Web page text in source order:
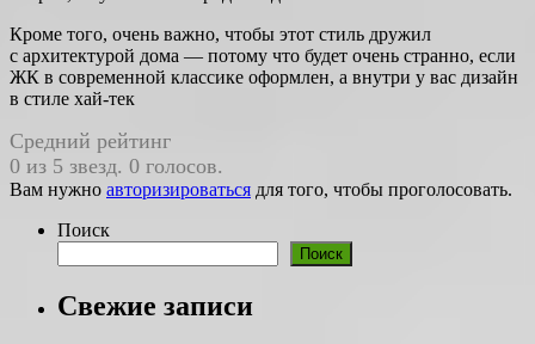
Кроме того, очень важно, чтобы этот стиль дружил
с архитектурой дома — потому что будет очень странно, если
ЖК в современной классике оформлен, а внутри у вас дизайн
в стиле хай-тек
Средний рейтинг
0 из 5 звезд. 0 голосов.
Вам нужно авторизироваться для того, чтобы проголосовать.
Поиск
Поиск
Свежие записи